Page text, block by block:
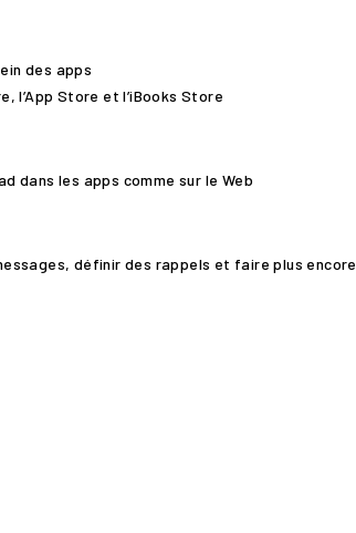
des apps
l’App Store et l’iBooks Store
dans les apps comme sur le Web
définir des rappels et faire plus encore